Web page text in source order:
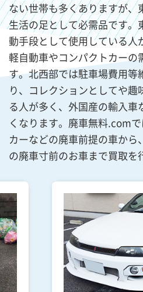
ない世帯も多くありますが、
生活の足として必需品です。
動手段として使用している人
軽自動車やコンパクトカーの
す。北西部では駐車場費用等
り、コレクションとしてや
る人が多く、外国産の輸入
くなります。廃車無料.com
カーなどの廃車前提の車か
の廃車寸前のお車まで買取を